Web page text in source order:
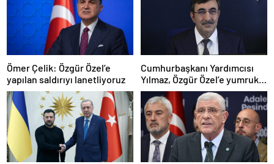
Ömer Çelik: Özgür Özel’e
yapılan saldırıyı lanetliyoruz
Cumhurbaşkanı Yardımcısı
Yılmaz, Özgür Özel’e yumruklu
saldırıyı kınadı